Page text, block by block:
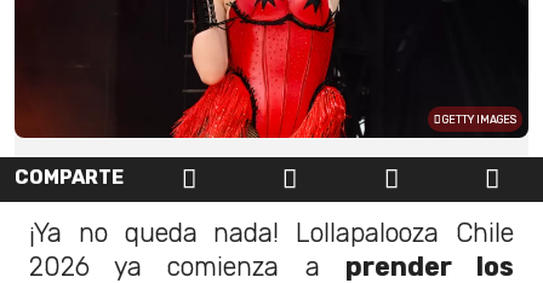
GETTY IMAGES
COMPARTE
¡Ya no queda nada! Lollapalooza Chile
2026 ya comienza a prender los